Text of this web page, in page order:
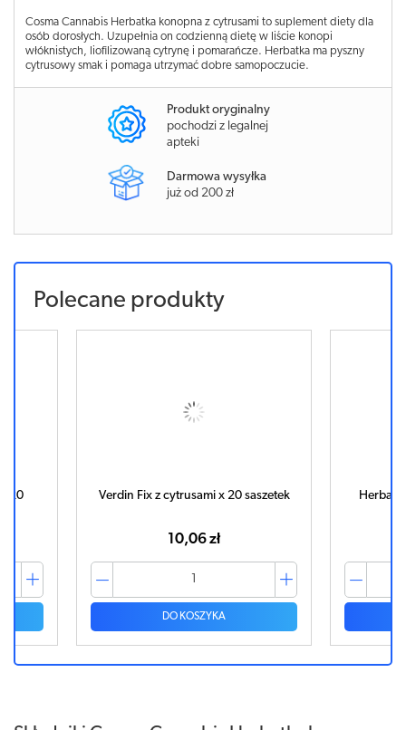
Cosma Cannabis Herbatka konopna z cytrusami to suplement diety dla
osób dorosłych. Uzupełnia on codzienną dietę w liście konopi
włóknistych, liofilizowaną cytrynę i pomarańcze. Herbatka ma pyszny
cytrusowy smak i pomaga utrzymać dobre samopoczucie.
Produkt oryginalny
pochodzi z legalnej
apteki
Darmowa wysyłka
już od 200 zł
Polecane produkty
20 Verdin Fix z cytrusami x 20 saszetek
10,06 zł
DO KOSZYKA